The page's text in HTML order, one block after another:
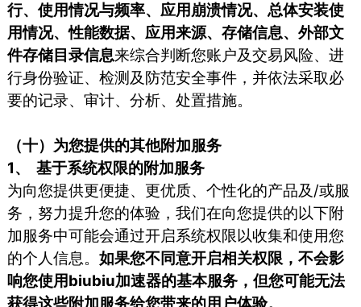
行、使用情况与频率、应用崩溃情况、总体安装使
用情况、性能数据、应用来源、存储信息、外部文
件存储目录信息来综合判断您账户及交易风险、进
行身份验证、检测及防范安全事件，并依法采取必
要的记录、审计、分析、处置措施。
（十）为您提供的其他附加服务
1、 基于系统权限的附加服务
为向您提供更便捷、更优质、个性化的产品及/或服
务，努力提升您的体验，我们在向您提供的以下附
加服务中可能会通过开启系统权限以收集和使用您
的个人信息。如果您不同意开启相关权限，不会影
响您使用biubiu加速器的基本服务，但您可能无法